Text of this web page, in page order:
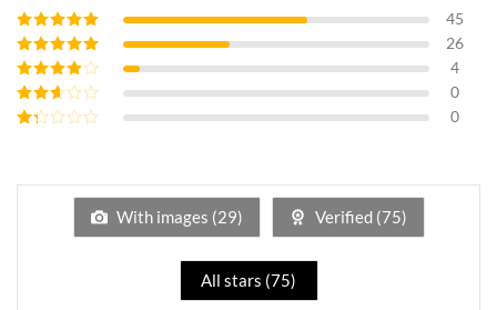
Valorado con
de 5
45
Valorado con
4de 5
26
Valorado
con
de
5
4
Valorado
0
de
0
With images (29) Verified (75)
All stars (75)